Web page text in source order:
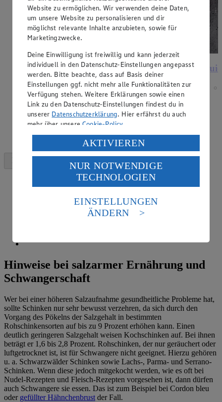
Quiche Lorraine
Zubereitungsdauer
2 h 40 min.
Hinweise bei salzarmer Ernährung und
Schwangerschaft
Wer bei einer höheren Salzaufnahme gesundheitliche Probleme hat,
sollte Schinken nur sehr bewusst verzehren, da sich durch den
Vorgang des Pökelns der Salzgehalt in bestimmten
Rohschinkensorten auf bis zu 9 Prozent erhöhen kann. Einen
deutlich geringeren Salzgehalt weisen Kochschinken auf. Bei ihnen
beträgt er 1,6 bis 2,8 Prozent. Rohschinken, der nur geräuchert oder
luftgetrocknet ist, ist für Schwangere nicht geeignet. Hierzu gehören
u. a. Schwarzwälder Schinken sowie Lachs-, Parma- und Serrano-
Schinken. Wenn diese jedoch mitgekocht werden, wie es oft bei
Nudel-Rezepten und Fleisch-Rezepten vorgesehen ist, dann dürfen
auch Schwangere sie essen. Das ist zum Beispiel bei Cordon bleu
oder gefüllter Hähnchenbrust der Fall.
Website zu ermöglichen. Wir verwenden deine Daten,
um unsere Website zu personalisieren und dir
möglichst relevante Inhalte anzubieten, sowie für
Marketingzwecke.
Deine Einwilligung ist freiwillig und kann jederzeit
individuell in den Datenschutz-Einstellungen angepasst
werden. Bitte beachte, dass auf Basis deiner
Einstellungen ggf. nicht mehr alle Funktionalitäten zur
Verfügung stehen. Weitere Erklärungen sowie einen
Link zu den Datenschutz-Einstellungen findest du in
unserer Datenschutzerklärung. Hier erfährst du auch
mehr über unsereCookie-Policy.
Verarbeitung deiner personenbezogenen Daten in den
USA durch Facebook und YouTube:
Wenn du auf „Aktivieren“ klickst, willigst du im Sinne
des Art. 49 Abs. 1 Satz 1 lit. a) DSGVO ein, dass deine
Daten in den USA verarbeitet werden. Der EuGH sieht
die USA als Land mit einem nach europäischen
Standards nicht angemessenen Datenschutzniveau an.
Es besteht das Risiko eines Zugriffs durch US-
Informationen zum Herausgeber der Seite findest du
AKTIVIEREN
NUR NOTWENDIGE
TECHNOLOGIEN
EINSTELLUNGEN
ÄNDERN